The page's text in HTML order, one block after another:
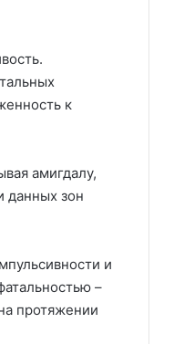
к
амигдалу,
данных зон
и
–
протяжении